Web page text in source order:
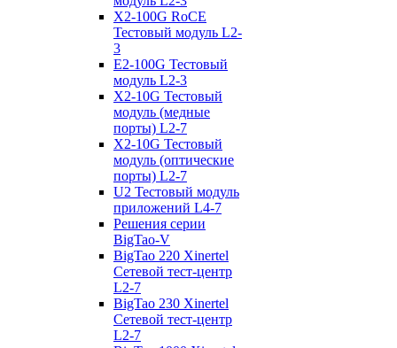
X2-100G RoCE
Тестовый модуль L2-
3
E2-100G Тестовый
модуль L2-3
X2-10G Тестовый
модуль (медные
порты) L2-7
X2-10G Тестовый
модуль (оптические
порты) L2-7
U2 Тестовый модуль
приложений L4-7
Решения серии
BigTao-V
BigTao 220 Xinertel
Сетевой тест-центр
L2-7
BigTao 230 Xinertel
Сетевой тест-центр
L2-7